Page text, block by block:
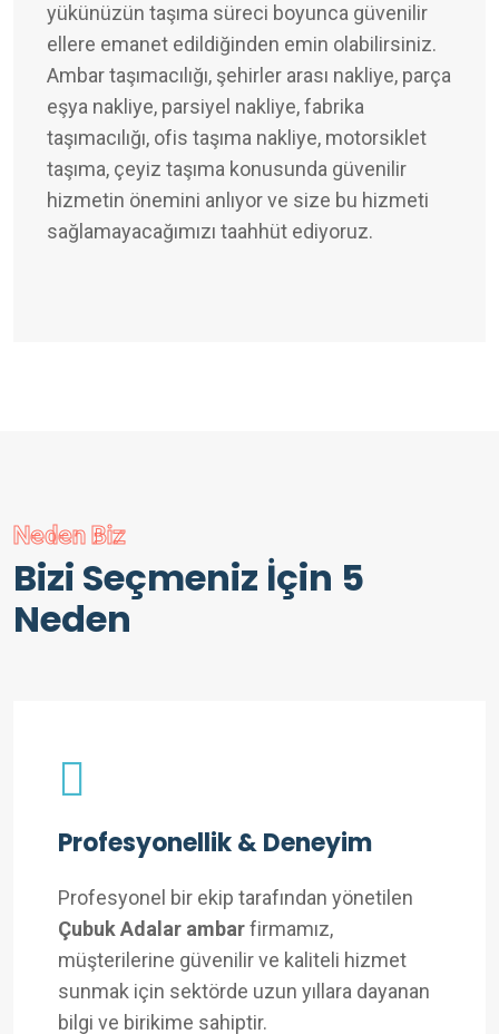
yükünüzün taşıma süreci boyunca güvenilir
ellere emanet edildiğinden emin olabilirsiniz.
Ambar taşımacılığı, şehirler arası nakliye, parça
eşya nakliye, parsiyel nakliye, fabrika
taşımacılığı, ofis taşıma nakliye, motorsiklet
taşıma, çeyiz taşıma konusunda güvenilir
hizmetin önemini anlıyor ve size bu hizmeti
sağlamayacağımızı taahhüt ediyoruz.
Neden Biz
Bizi Seçmeniz İçin 5
Neden
Profesyonellik & Deneyim
Profesyonel bir ekip tarafından yönetilen
Çubuk Adalar ambarfirmamız,
müşterilerine güvenilir ve kaliteli hizmet
sunmak için sektörde uzun yıllara dayanan
bilgi ve birikime sahiptir.